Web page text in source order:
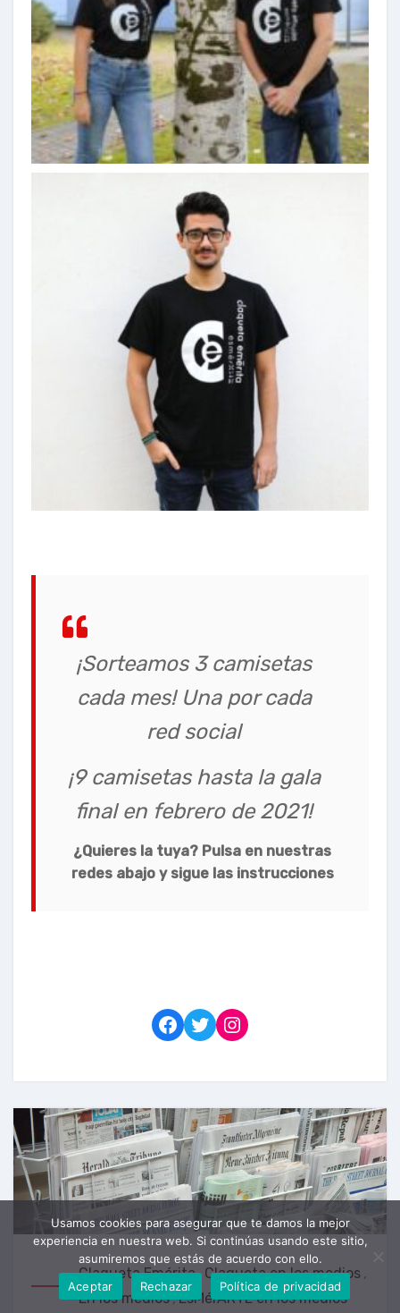
¡Sorteamos 3 camisetas
cada mes! Una por cada
red social
¡9 camisetas hasta la gala
final en febrero de 2021!
¿Quieres la tuya? Pulsa en nuestras
redes abajo y sigue las instrucciones
Facebook
TwitterInstagram
Claqueta Emérita, Claqueta en los medios ,
En los medios,EsMérARTE en los medios
Usamos cookies para asegurar que te damos la mejor
experiencia en nuestra web. Si continúas usando este sitio,
asumiremos que estás de acuerdo con ello.
Aceptar
Rechazar Política de privacidad